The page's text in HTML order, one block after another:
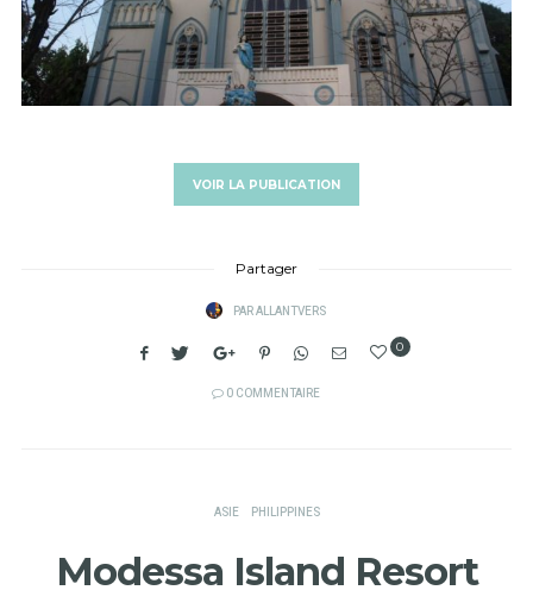
VOIR LA PUBLICATION
Partager
PARALLANTVERS
0
0 COMMENTAIRE
ASIE PHILIPPINES
Modessa Island Resort